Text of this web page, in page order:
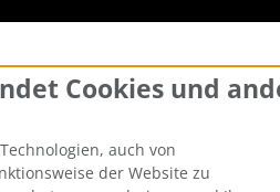
Cookies und
auch von
der Website zu